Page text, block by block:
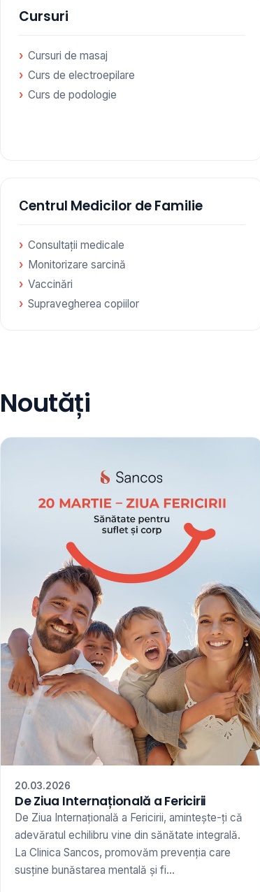
Cursuri
Cursuri de masaj
Curs de electroepilare
Curs de podologie
Сentrul Medicilor de Familie
Consultații medicale
Monitorizare sarcină
Vaccinări
Supravegherea copiilor
Noutăți
20.03.2026
De Ziua Internațională a Fericirii
De Ziua Internațională a Fericirii, amintește-ți că
adevăratul echilibru vine din sănătate integrală.
La Clinica Sancos, promovăm prevenția care
susține bunăstarea mentală și fi...